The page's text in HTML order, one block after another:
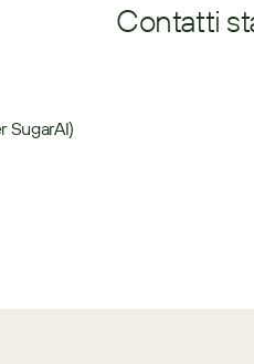
Contatti
SugarAI)